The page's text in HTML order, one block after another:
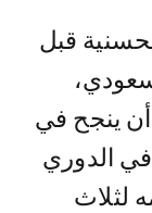
قبل
ينجح في
الدوري
لثلاث